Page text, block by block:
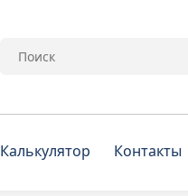
Калькулятор Контакты